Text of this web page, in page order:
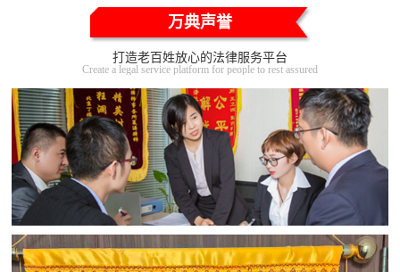
万典声誉
打造老百姓放心的法律服务平台
Create a legal service platform for people to rest assured